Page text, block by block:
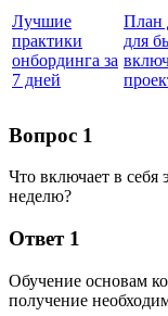
Лучшие
практики
онбординга за
7 дней
План
для
Вопрос 1
Что включает в
неделю?
Ответ 1
Обучение основам
получение